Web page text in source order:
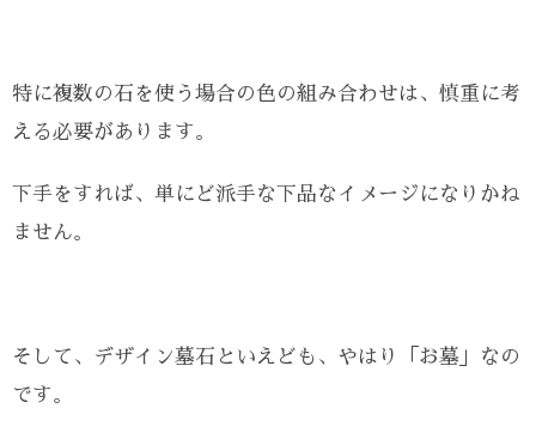
特に複数の石を使う場合の色の組み合わせは、慎重に考
える必要があります。
下手をすれば、単にど派手な下品なイメージになりかね
ません。
そして、デザイン墓石といえども、やはり「お墓」なの
です。